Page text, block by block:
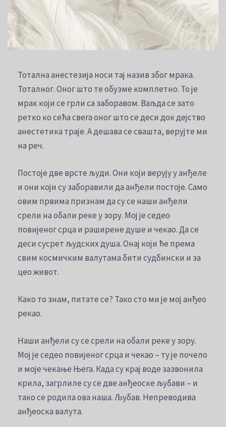
Тотална анестезија носи тај назив због мрака.
Тоталног. Оног што те обузме комплетно. То је
мрак који се грли са заборавом. Ваљда се зато
ретко ко сећа свега оног што се деси док дејство
анестетика траје. А дешава се свашта, верујте ми
на реч.
Постоје две врсте људи. Они који верују у анђеле
и они који су заборавили да анђели постоје. Само
овим првима признам да су се наши анђели
срели на обали реке у зору. Мој је седео
повијеног срца и раширене душе и чекао. Да се
деси сусрет људских душа. Онај који ће према
свим космичким валутама бити судбински и за
цео живот.
Како то знам, питате се? Тако сто ми је мој анђео
рекао.
Наши анђели су се срели на обали реке у зору.
Мој је седео повијеног срца и чекао – ту је почело
и моје чекање Њега. Када су крај воде зазвонила
крила, загрлиле су се две анђеоске љубави – и
тако се родила ова наша. Љубав. Непреводива
анђеоска валута.